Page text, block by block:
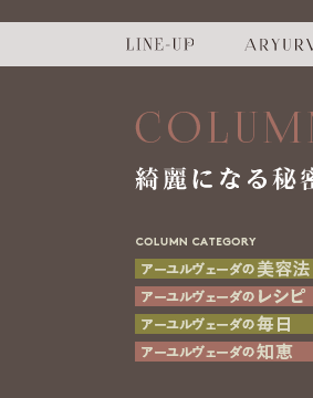
COLUMN
CATEGORY
アーユルヴェーダの美容法
アーユルヴェーダのレシピ
アーユルヴェーダの思考